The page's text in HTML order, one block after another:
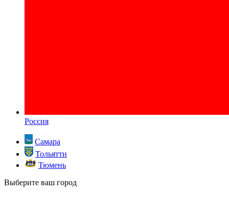
Россия
Самара
Тольятти
Тюмень
Выберите ваш город